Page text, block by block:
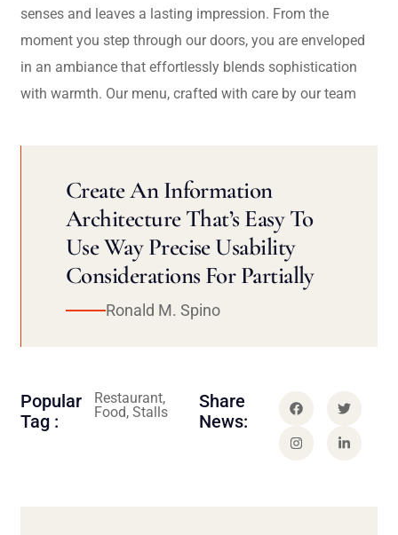
senses and leaves a lasting impression. From the
moment you step through our doors, you are enveloped
in an ambiance that effortlessly blends sophistication
with warmth. Our menu, crafted with care by our team
Create An Information
Architecture That’s Easy To
Use Way Precise Usability
Considerations For Partially
Ronald M. Spino
Popular
Tag :
Restaurant,
Food, Stalls
Share
News: